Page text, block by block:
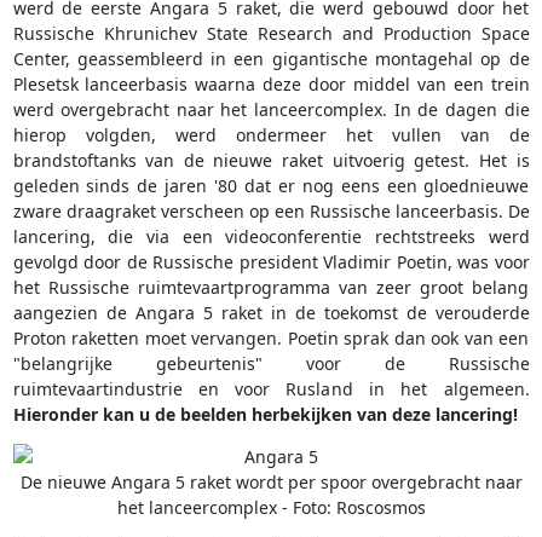
werd de eerste Angara 5 raket, die werd gebouwd door het
Russische Khrunichev State Research and Production Space
Center, geassembleerd in een gigantische montagehal op de
Plesetsk lanceerbasis waarna deze door middel van een trein
werd overgebracht naar het lanceercomplex. In de dagen die
hierop volgden, werd ondermeer het vullen van de
brandstoftanks van de nieuwe raket uitvoerig getest. Het is
geleden sinds de jaren '80 dat er nog eens een gloednieuwe
zware draagraket verscheen op een Russische lanceerbasis. De
lancering, die via een videoconferentie rechtstreeks werd
gevolgd door de Russische president Vladimir Poetin, was voor
het Russische ruimtevaartprogramma van zeer groot belang
aangezien de Angara 5 raket in de toekomst de verouderde
Proton raketten moet vervangen. Poetin sprak dan ook van een
"belangrijke gebeurtenis" voor de Russische
ruimtevaartindustrie en voor Rusland in het algemeen.
Hieronder kan u de beelden herbekijken van deze lancering!
De nieuwe Angara 5 raket wordt per spoor overgebracht naar
het lanceercomplex - Foto: Roscosmos